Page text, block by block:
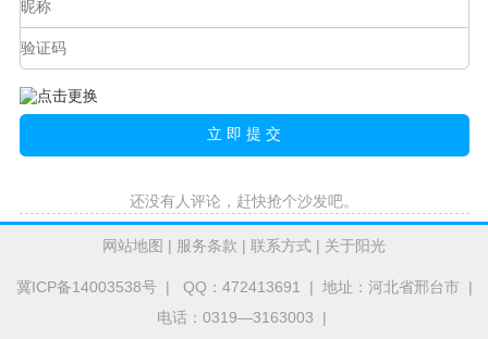
还没有人评论，赶快抢个沙发吧。
网站地图 | 服务条款 | 联系方式 | 关于阳光
冀ICP备14003538号| QQ：472413691 | 地址：河北省邢台市 |
电话：0319—3163003 |